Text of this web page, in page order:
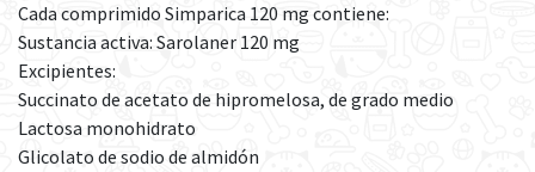
Cada comprimido Simparica 120 mg contiene:
Sustancia activa: Sarolaner 120 mg
Excipientes:
Succinato de acetato de hipromelosa, de grado medio
Lactosa monohidrato
Glicolato de sodio de almidón